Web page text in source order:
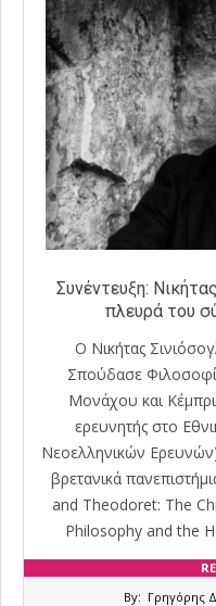
Συνέντευξη:
πλευρά του
Ο Νικήτας
Σπούδασε
Μονάχου και
ερευνητής στο
Νεοελληνικών Ερευνών)
βρετανικά
and Theodoret: The
Philosophy and the
By: Γρηγόρης